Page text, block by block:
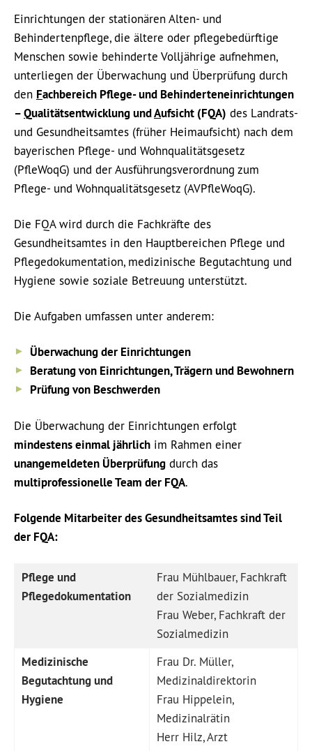
Einrichtungen der stationären Alten- und
Behindertenpflege, die ältere oder pflegebedürftige
Menschen sowie behinderte Volljährige aufnehmen,
unterliegen der Überwachung und Überprüfung durch
den Fachbereich Pflege- und Behinderteneinrichtungen
–Qualitätsentwicklung undAufsicht (FQA) des Landrats-
und Gesundheitsamtes (früher Heimaufsicht) nach dem
bayerischen Pflege- und Wohnqualitätsgesetz
(PfleWoqG) und der Ausführungsverordnung zum
Pflege- und Wohnqualitätsgesetz (AVPfleWoqG).
Die FQA wird durch die Fachkräfte des
Gesundheitsamtes in den Hauptbereichen Pflege und
Pflegedokumentation, medizinische Begutachtung und
Hygiene sowie soziale Betreuung unterstützt.
Die Aufgaben umfassen unter anderem:
Überwachung der Einrichtungen
Beratung von Einrichtungen, Trägern und Bewohnern
Prüfung von Beschwerden
Die Überwachung der Einrichtungen erfolgt
mindestens einmal jährlich im Rahmen einer
unangemeldeten Überprüfung durch das
multiprofessionelle Team der FQA.
Folgende Mitarbeiter des Gesundheitsamtes sind Teil
der FQA:
Pflege und
Pflegedokumentation
Frau Mühlbauer, Fachkraft
der Sozialmedizin
Frau Weber, Fachkraft der
Sozialmedizin
Medizinische
Begutachtung und
Hygiene
Frau Dr. Müller,
Medizinaldirektorin
Frau Hippelein,
Medizinalrätin
Herr Hilz, Arzt